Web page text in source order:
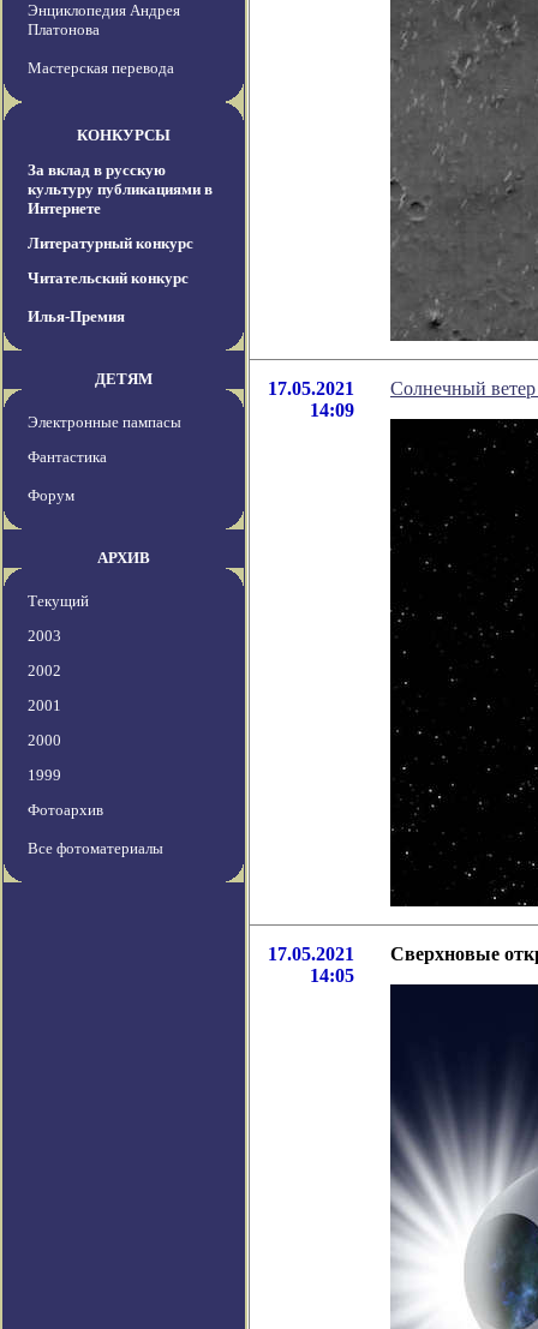
Энциклопедия Андрея
Платонова
Мастерская перевода
КОНКУРСЫ
За вклад в русскую
культуру публикациями в
Интернете
Литературный конкурс
Читательский конкурс
Илья-Премия
ДЕТЯМ
Электронные пампасы
Фантастика
Форум
АРХИВ
Текущий
2003
2002
2001
2000
1999
Фотоархив
Все фотоматериалы
17.05.2021
14:09
Солнечный
17.05.2021
14:05
Сверхновые